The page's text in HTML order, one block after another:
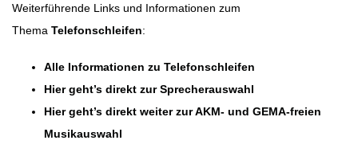
Weiterführende Links und Informationen zum
Thema Telefonschleifen:
Alle Informationen zu Telefonschleifen
Hier geht’s direkt zur Sprecherauswahl
Hier geht’s direkt weiter zur AKM- und GEMA-freien
Musikauswahl